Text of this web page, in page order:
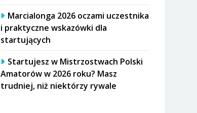
Marcialonga 2026 oczami uczestnika
i praktyczne wskazówki dla
startujących
Startujesz w Mistrzostwach Polski
Amatorów w 2026 roku? Masz
trudniej, niż niektórzy rywale